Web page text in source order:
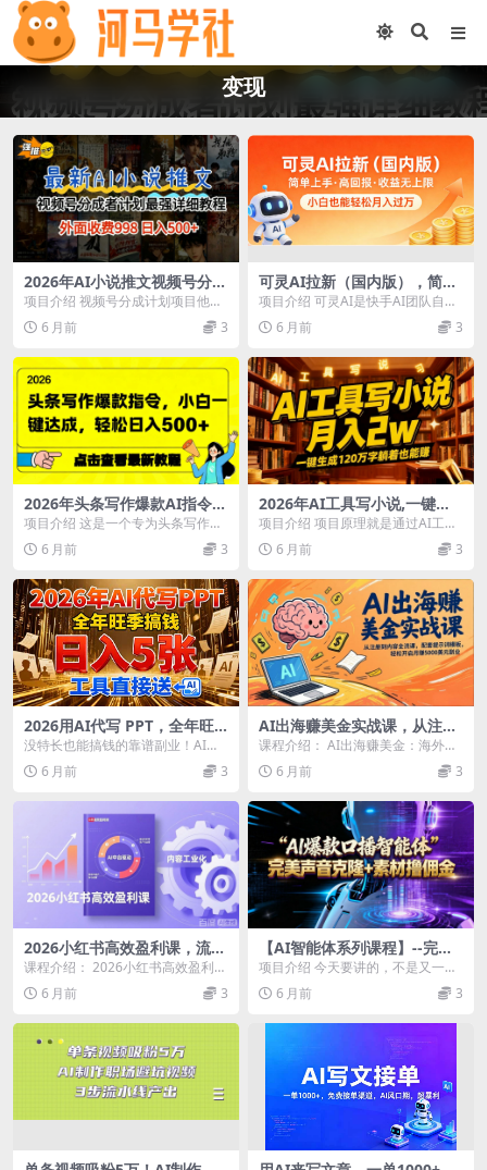
变现
2026年AI小说推文视频号分成
计划，新手小白也能当天日入
500+保姆级教程！
项目介绍 视频号分成计划项目他是
靠播放量收益，看广告的(内嵌广告
的意思是 别人看...
6 月前 3
可灵AI拉新（国内版），简单
上手，高回报，收益无上限，
小白也能轻松月入过万
项目介绍 可灵AI是快手AI团队自研
的视频生成大模型与 AIGC 创意平
台，分国...
6 月前 3
2026年头条写作爆款AI指令，
小白一键达成，轻松日入500+
项目介绍 这是一个专为头条写作小
白设计，依托实战爆款指令模板，
一键套用+简单修改...
6 月前 3
2026年AI工具写小说,一键生
成120万字，躺着也能赚，月
入2w+
项目介绍 项目原理就是通过AI工具
帮我们自动写小说，然后发布到小
说平台去获取稿费...
6 月前 3
2026用AI代写 PPT，全年旺
季搞钱，日入 5张，工具直接
送
没特长也能搞钱的靠谱副业！AI代
写闭眼冲，新手也能做！ 不用绞尽
脑汁想文案，顶配...
6 月前 3
AI出海赚美金实战课，从注册
到内容全流程，配套提示词模
板，轻松开启月赚5000美元副
业
课程介绍： AI出海赚美金：海外版
小红书带货，从出海网络环境搭
建、原生IP方案教...
6 月前 3
2026小红书高效盈利课，流量
双引擎+内容工业化+AI中台驱
动，构建可复制的千万级营收
模型
课程介绍： 2026小红书高效盈利实
战课，拆解“操盘手+SOP+中台”的
高效模型...
6 月前 3
【AI智能体系列课程】--完美
声音克隆+素材，轻松起号撸
佣金矩阵放大日赚500+
项目介绍 今天要讲的，不是又一个
空洞的AI概念，而是我们团队从去
年AI爆发初期就...
6 月前 3